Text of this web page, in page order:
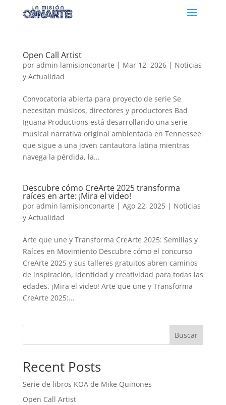
Open Call Artist
por admin lamisionconarte | Mar 12, 2026| Noticias
y Actualidad
Convocatoria abierta para proyecto de serie Se
necesitan músicos, directores y productores Bad
Iguana Productions está desarrollando una serie
musical narrativa original ambientada en Tennessee
que sigue a una joven cantautora latina mientras
navega la pérdida, la...
Descubre cómo CreArte 2025 transforma
raíces en arte: ¡Mira el video!
por admin lamisionconarte | Ago 22, 2025| Noticias
y Actualidad
Arte que une y Transforma CreArte 2025: Semillas y
Raíces en Movimiento Descubre cómo el concurso
CreArte 2025 y sus talleres gratuitos abren caminos
de inspiración, identidad y creatividad para todas las
edades. ¡Mira el video! Arte que une y Transforma
CreArte 2025:...
Buscar
Recent Posts
Serie de libros KOA de Mike Quinones
Open Call Artist